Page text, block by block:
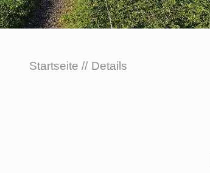
Startseite Details